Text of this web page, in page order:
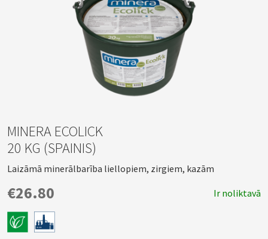
MINERA ECOLICK
20 KG (SPAINIS)
Laizāmā minerālbarība liellopiem, zirgiem, kazām
€26.80 Ir noliktavā